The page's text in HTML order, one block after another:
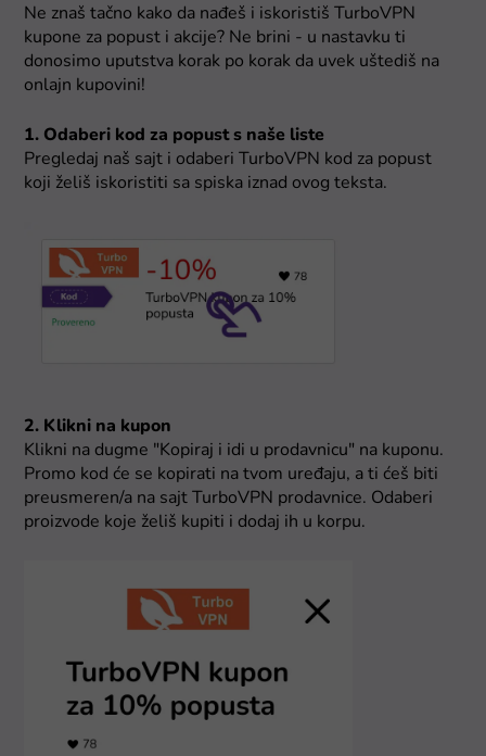
Ne znaš tačno kako da nađeš i iskoristiš TurboVPN
kupone za popust i akcije? Ne brini - u nastavku ti
donosimo uputstva korak po korak da uvek uštediš na
onlajn kupovini!
1. Odaberi kod za popust s naše liste
Pregledaj naš sajt i odaberi TurboVPN kod za popust
koji želiš iskoristiti sa spiska iznad ovog teksta.
2. Klikni na kupon
Klikni na dugme "Kopiraj i idi u prodavnicu" na kuponu.
Promo kod će se kopirati na tvom uređaju, a ti ćeš biti
preusmeren/a na sajt TurboVPN prodavnice. Odaberi
proizvode koje želiš kupiti i dodaj ih u korpu.